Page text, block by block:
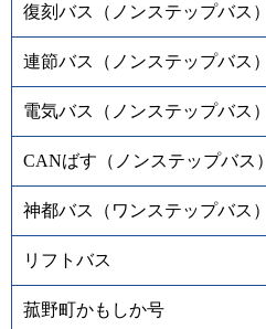
復刻バス（ノンステップバス）
連節バス（ノンステップバス）
電気バス（ノンステップバス）
CANばす（ノンステップバス）
神都バス（ワンステップバス）
リフトバス
菰野町かもしか号